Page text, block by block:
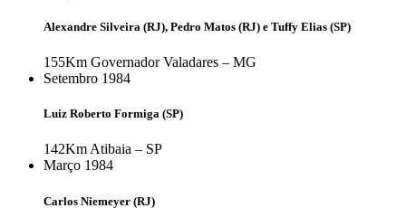
Alexandre Silveira (RJ), Pedro Matos (RJ) e Tuffy Elias (SP)
155Km Governador Valadares – MG
Setembro 1984
Luiz Roberto Formiga (SP)
142KmAtibaia – SP
Março 1984
Carlos Niemeyer (RJ)